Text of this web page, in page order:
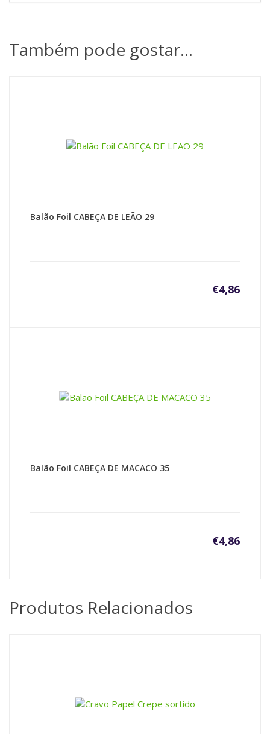
Também pode gostar…
Balão Foil CABEÇA DE LEÃO 29
€4,86
Balão Foil CABEÇA DE MACACO 35
€4,86
Produtos Relacionados